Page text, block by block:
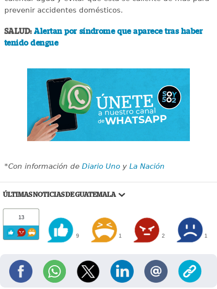
prevenir accidentes domésticos.
SALUD:Alertan por síndrome que aparece tras haber
tenido dengue
*Con información de Diario Uno y La Nación
ÚLTIMAS NOTICIAS DE GUATEMALA
13
9 1 2 1